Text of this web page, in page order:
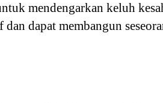
mendengarkan keluh
dapat membangun